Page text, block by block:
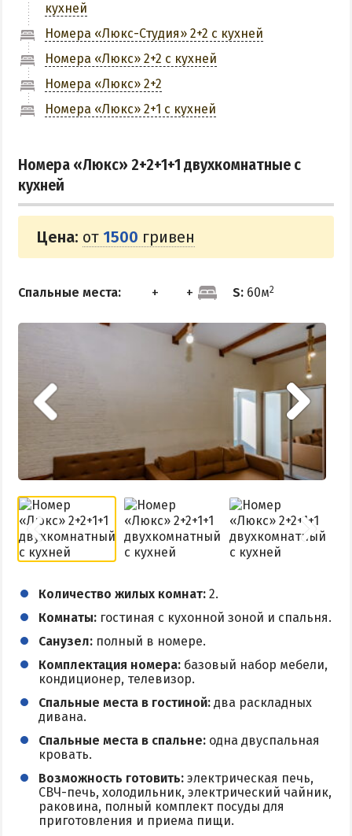
ОТЕЛИ И БАЗЫ ОТДЫХА БЕРДЯНСКА
Бердянская коса
Слободка
Новопетровка
Цены в Приморске 2026
Все веб-камеры Приморска
Развлечения в Приморске
Проезд в Приморск
Борисовский спуск
Отели Приморского Посада
КУРОРТЫ БЕЛОСАРАЙСКОГО ЗАЛИВА
Азовская Ялта
Белосарайская коса
Мелекино
Урзуф
Юрьевка
АЗОВСКОЕ МОРЕ
Все отели и базы отдыха на Азовском море
Цены 2026 по Азовскому морю в целом
Виндсерфинг на Азовском море
Отдых на Азовском море с детьми
кухней
Номера «Люкс-Студия» 2+2 с кухней
Номера «Люкс» 2+2 с кухней
Номера «Люкс» 2+2
Номера «Люкс» 2+1 с кухней
Номера «Люкс» 2+2+1+1 двухкомнатные с
кухней
Цена: от 1500 гривен
Спальные места: S: 60м2
Количество жилых комнат: 2.
Комнаты: гостиная с кухонной зоной и спальня.
Санузел: полный в номере.
Комплектация номера: базовый набор мебели,
кондиционер, телевизор.
Спальные места в гостиной: два раскладных
дивана.
Спальные места в спальне: одна двуспальная
кровать.
Возможность готовить: электрическая печь,
СВЧ-печь, холодильник, электрический чайник,
раковина, полный комплект посуды для
приготовления и приема пищи.